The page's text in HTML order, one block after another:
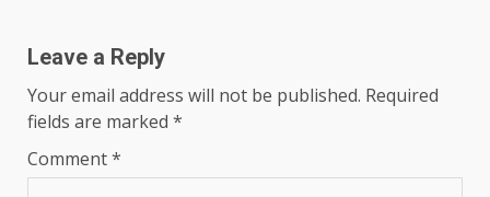
Leave a Reply
Your email address will not be published. Required
fields are marked *
Comment*